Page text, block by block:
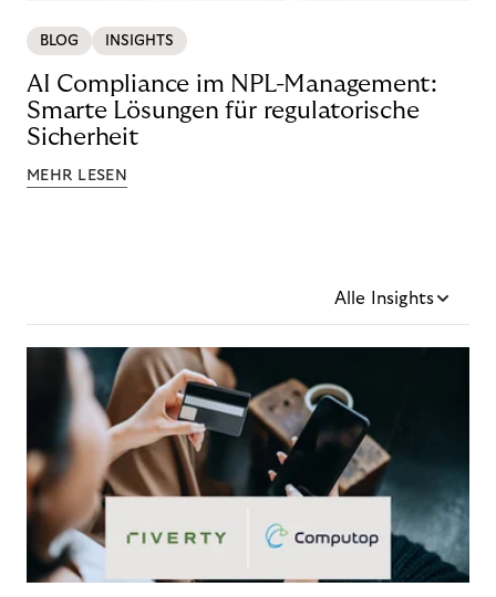
BLOG INSIGHTS
AI Compliance im NPL-Management:
Smarte Lösungen für regulatorische
Sicherheit
MEHR LESEN
Alle Insights